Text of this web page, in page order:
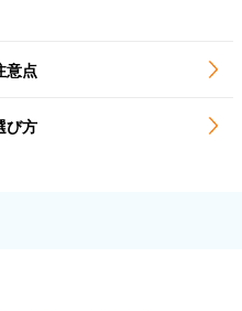
意点
び方